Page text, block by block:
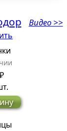
Видео >>